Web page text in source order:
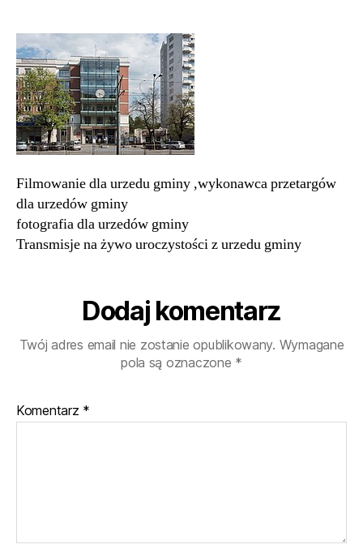
dla
Transmisje
z
gminy
Filmowanie dla urzedu gminy ,wykonawca przetargów
dla urzedów gminy
fotografia dla urzedów gminy
Transmisje na żywo uroczystości z urzedu gminy
Dodaj komentarz
Twój adres email nie zostanie opublikowany. Wymagane
pola są oznaczone *
Komentarz *